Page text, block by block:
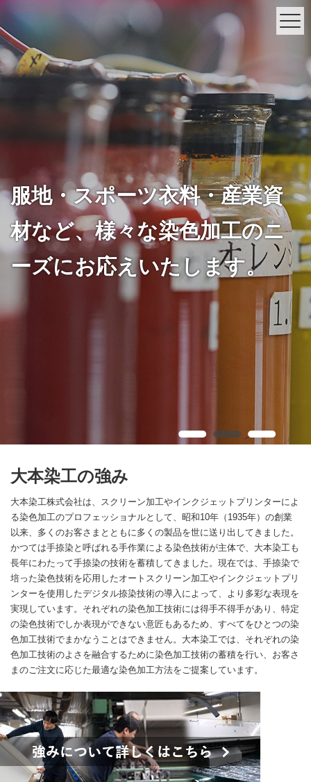
服地・スポーツ衣料・産業資
材など、様々な染色加工のニ
ーズにお応えいたします。
大本染工の強み
大本染工株式会社は、スクリーン加工やインクジェットプリンターによ
る染色加工のプロフェッショナルとして、昭和10年（1935年）の創業
以来、多くのお客さまとともに多くの製品を世に送り出してきました。
かつては手捺染と呼ばれる手作業による染色技術が主体で、大本染工も
長年にわたって手捺染の技術を蓄積してきました。現在では、手捺染で
培った染色技術を応用したオートスクリーン加工やインクジェットプリ
ンターを使用したデジタル捺染技術の導入によって、より多彩な表現を
実現しています。それぞれの染色加工技術には得手不得手があり、特定
の染色技術でしか表現ができない意匠もあるため、すべてをひとつの染
色加工技術でまかなうことはできません。大本染工では、それぞれの染
色加工技術のよさを融合するために染色加工技術の蓄積を行い、お客さ
まのご注文に応じた最適な染色加工方法をご提案しています。